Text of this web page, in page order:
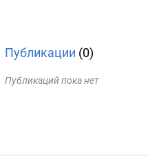
Публикации (0)
Публикаций пока нет